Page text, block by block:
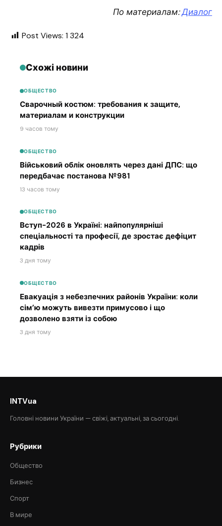
По материалам:Диалог
Post Views: 1 324
Схожі новини
ОБЩЕСТВО
Сварочный костюм: требования к защите,
материалам и конструкции
9 часов тому
ОБЩЕСТВО
Військовий облік оновлять через дані ДПС: що
передбачає постанова №981
13 часов тому
ОБЩЕСТВО
Вступ-2026 в Україні: найпопулярніші
спеціальності та професії, де зростає дефіцит
кадрів
3 дня тому
ОБЩЕСТВО
Евакуація з небезпечних районів України: коли
сім’ю можуть вивезти примусово і що
дозволено взяти із собою
3 дня тому
INTVua
Головні новини України — свіжі, актуальні, за сьогодні.
Рубрики
Общество
Бизнес
Спорт
В мире